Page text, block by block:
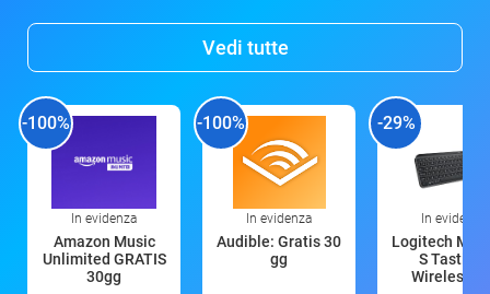
Vedi tutte
-100%
In evidenza
Amazon Music
Unlimited GRATIS
30gg
-100%
In evidenza
Audible: Gratis 30
gg
-29%
In evidenza
Logitech MX
S Tastiera
Wireless